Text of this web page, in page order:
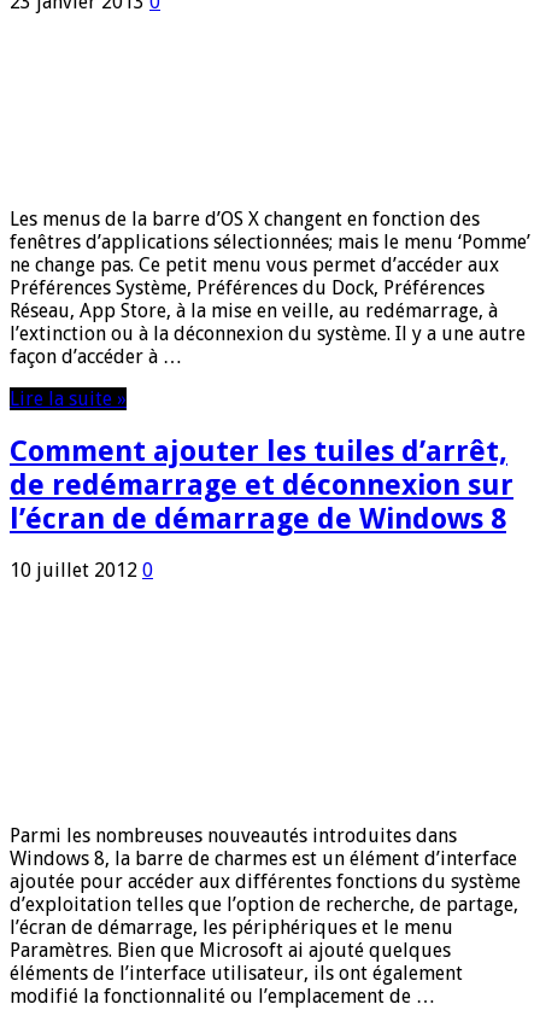
Les menus de la barre d’OS X changent en fonction des
fenêtres d’applications sélectionnées; mais le menu ‘Pomme’
ne change pas. Ce petit menu vous permet d’accéder aux
Préférences Système, Préférences du Dock, Préférences
Réseau, App Store, à la mise en veille, au redémarrage, à
l’extinction ou à la déconnexion du système. Il y a une autre
façon d’accéder à …
Lire la suite »
Comment ajouter les tuiles d’arrêt,
de redémarrage et déconnexion sur
l’écran de démarrage de Windows 8
10 juillet 2012 0
Parmi les nombreuses nouveautés introduites dans
Windows 8, la barre de charmes est un élément d’interface
ajoutée pour accéder aux différentes fonctions du système
d’exploitation telles que l’option de recherche, de partage,
l’écran de démarrage, les périphériques et le menu
Paramètres. Bien que Microsoft ai ajouté quelques
éléments de l’interface utilisateur, ils ont également
modifié la fonctionnalité ou l’emplacement de …